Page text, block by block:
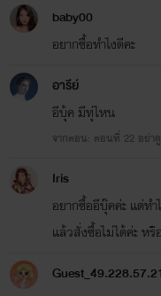
baby00
อยากซื้อทำไงดีคะ
อารีย์
อีบุ้ค มีทุ่ไหน
จากตอน: ตอนที่ 22 อย่า
Iris
อยากซื้ออีบุ๊คค่ะ แต่ท
แล้วสั่งซื้อไม่ได้ค่ะ หรื